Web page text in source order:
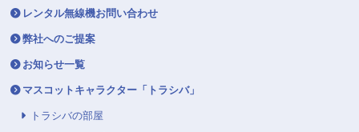
レンタル無線機お問い合わせ
弊社へのご提案
お知らせ一覧
マスコットキャラクター「トラシバ」
トラシバの部屋